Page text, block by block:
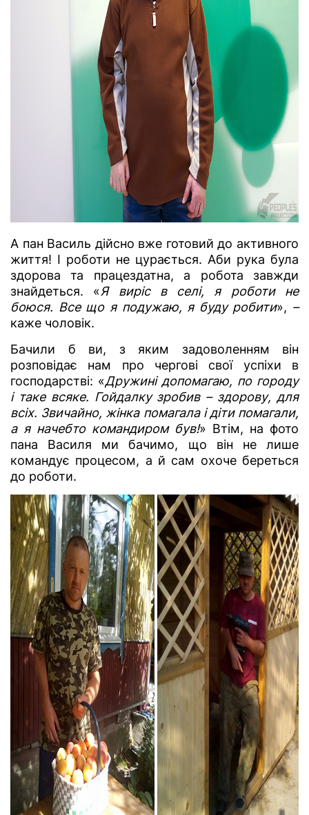
А пан Василь дійсно вже готовий до активного
життя! І роботи не цурається. Аби рука була
здорова та працездатна, а робота завжди
знайдеться. «Я виріс в селі, я роботи не
боюся. Все що я подужаю, я буду робити», –
каже чоловік.
Бачили б ви, з яким задоволенням він
розповідає нам про чергові свої успіхи в
господарстві: «Дружині допомагаю, по городу
і таке всяке. Гойдалку зробив – здорову, для
всіх. Звичайно, жінка помагала і діти помагали,
а я начебто командиром був!» Втім, на фото
пана Василя ми бачимо, що він не лише
командує процесом, а й сам охоче береться
до роботи.